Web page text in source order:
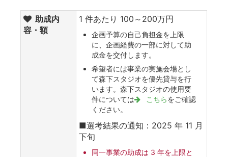
助成内
容・額
1 件あたり 100～200万円
企画予算の自己負担金を上限
に、企画経費の一部に対して助
成金を交付します。
希望者には事業の実施会場とし
て森下スタジオを優先貸与を行
います。森下スタジオの使用要
件については
こちらをご確認
ください。
■選考結果の通知：2025 年 11 月
下旬
同一事業の助成は 3 年を上限と